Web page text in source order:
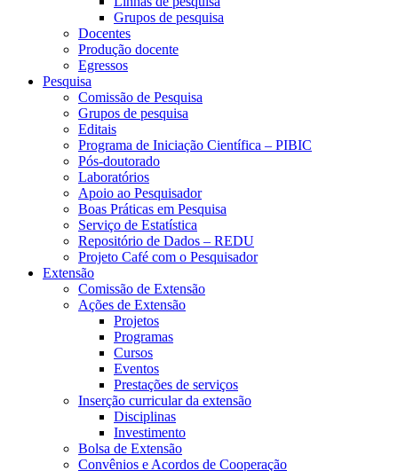
Grupos de pesquisa
Docentes
Produção docente
Egressos
Pesquisa
Comissão de Pesquisa
Grupos de pesquisa
Editais
Programa de Iniciação Científica – PIBIC
Pós-doutorado
Laboratórios
Apoio ao Pesquisador
Boas Práticas em Pesquisa
Serviço de Estatística
Repositório de Dados – REDU
Projeto Café com o Pesquisador
Extensão
Comissão de Extensão
Ações de Extensão
Projetos
Programas
Cursos
Eventos
Prestações de serviços
Inserção curricular da extensão
Disciplinas
Investimento
Bolsa de Extensão
Convênios e Acordos de Cooperação